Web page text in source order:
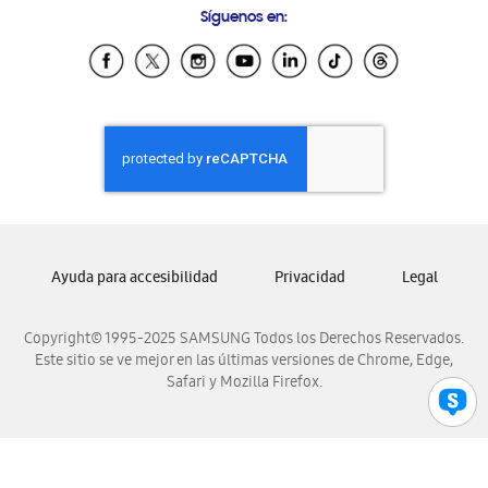
Samsung Ecuador
Samsung El Salvador
Samsung Honduras
Samsung Nicaragua
Samsung Panamá
Samsung Venezuela
Síguenos en:
Copyright© 1995-2025 SAMSUNG Todos los Derechos Reservados.
Este sitio se ve mejor en las últimas versiones de Chrome, Edge,
Safari y Mozilla Firefox.
Ayuda para accesibilidad Privacidad Legal